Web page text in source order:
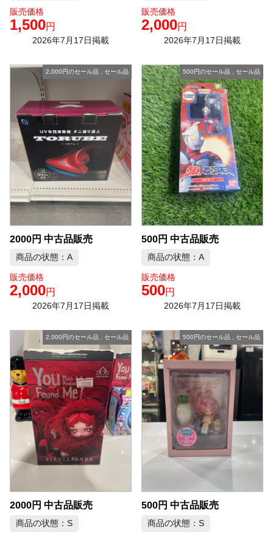
販売価格
1,500円
2026年7月17日掲載
販売価格
2,000円
2026年7月17日掲載
2,000円のセール品, セール品
2000円 中古品販売
商品の状態：A
販売価格
2,000円
2026年7月17日掲載
500円のセール品 セール品
500円 中古品販売
商品の状態：A
販売価格
500円
2026年7月17日掲載
2,000円のセール品, セール品
2000円 中古品販売
商品の状態：S
500円のセール品 , セール品
500円 中古品販売
商品の状態：S